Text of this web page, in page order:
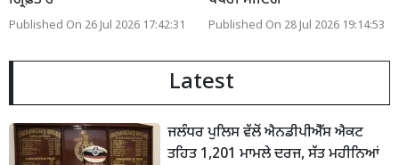
Published On 26 Jul 2026 17:42:31 Published On 28 Jul 2026 19:14:53
Latest
ਜਲੰਧਰ ਪੁਲਿਸ ਵੱਲੋਂ ਐਨਡੀਪੀਐੱਸ ਐਕਟ
ਤਹਿਤ 1,201 ਮਾਮਲੇ ਦਰਜ, ਸੱਤ ਮਹੀਨਿਆਂ